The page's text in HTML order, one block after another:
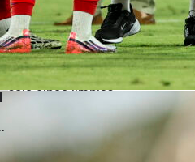
ponches y tres carreras
Austin Warren y Luke Weaver
Huascar Brazobánlanzó dos
Kimbrel lo cerró. Los
solo cinco limpias.
Jake Irvin empezó bien por
una carrera limpia y tres en
Schultz recibió castigo de